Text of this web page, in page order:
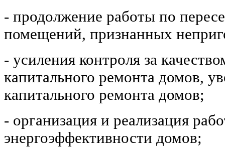
- продолжение работы по
помещений, признанных
- усиления контроля за
капитального ремонта домов,
капитального ремонта домов;
- организация и реализация
энергоэффективности домов;